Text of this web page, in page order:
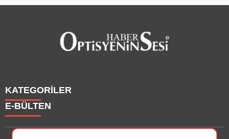
KATEGORİLER
Haberler
E-BÜLTEN